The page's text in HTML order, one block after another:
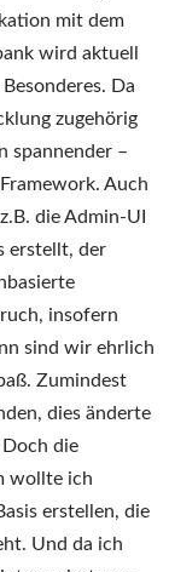
mit dem
wird aktuell
Da
zugehörig
spannender –
Auch
die Admin-UI
erstellt, der
insofern
sind wir ehrlich
Zumindest
dies änderte
die
wollte ich
erstellen, die
Und da ich